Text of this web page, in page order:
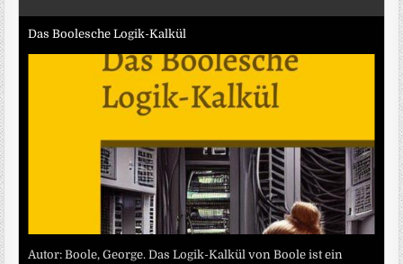
Das Boolesche Logik-Kalkül
Autor: Boole, George. Das Logik-Kalkül von Boole ist ein